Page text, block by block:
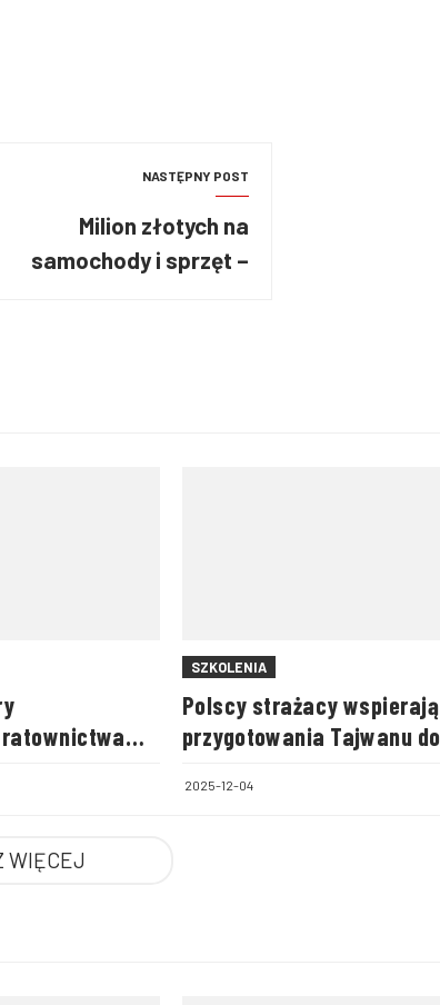
NASTĘPNY POST
Milion złotych na
samochody i sprzęt –
SZKOLENIA
Polscy strażacy wspierają
przygotowania Tajwanu do
2025-12-04
WIĘCEJ